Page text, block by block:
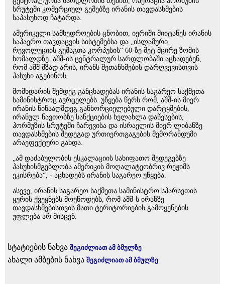
სრუტეში კომერციულ გემებზე ირანის თავდასხმების
საპასუხოდ ჩატარდა.
ამერიკელი სამხედროების ცნობით, იერიში მიიტანეს ირანის
საჰაერო თავდაცვის სისტემებსა და „ისლამური
რევოლუციის გუშაგთა კორპუსის“ 60-ზე მეტ მცირე ზომის
ხომალდზე. აშშ-ის ცენტრალურ სარდლობაში აცხადებენ,
რომ აშშ მზად არის, ირანს შეთანხმების დარღვევისთვის
პასუხი აგებინოს.
მომხდარის შემდეგ განცხადებას ირანის საგარეო საქმეთა
სამინისტროც ავრცელებს. უწყება წერს რომ, აშშ-ის მიერ
ირანის წინააღმდეგ განხორციელებული დარტყმების,
ირანულ ნავთობზე სანქციების ხელახლა დაწესების,
ჰორმუზის სრუტეში ჩარევისა და ისრაელის მიერ ლიბანზე
თავდასხმების შედეგად ურთიერთგაგების მემორანდუმი
არაეფექტური გახდა.
„ამ დაძაბულობის ესკალაციის სახიფათო შედეგებზე
პასუხისმგებლობა ამერიკის მოღალატეობრივ რეჟიმს
ეკისრება“, - აცხადებს ირანის საგარეო უწყება.
ასევე, ირანის საგარეო საქმეთა სამინისტრო სპარსეთის
ყურის ქვეყნებს მოუწოდებს, რომ აშშ-ს ირანზე
თავდასხმებისთვის მათი ტერიტორიების გამოყენების
უფლება არ მისცენ.
სტატიების ნახვა შეგიძლიათ ამ ბმულზე
ახალი ამბების ნახვა შეგიძლიათ ამ ბმულზე